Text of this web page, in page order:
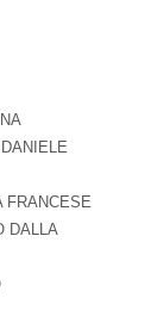
FRANCESE
DALLA